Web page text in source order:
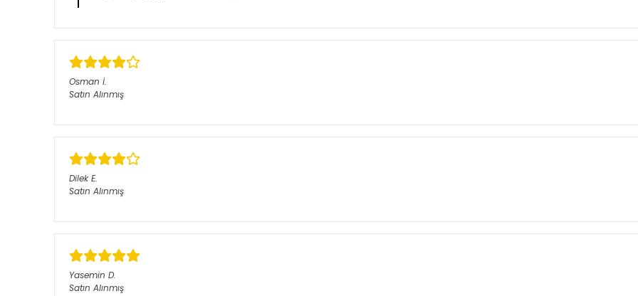
Osman İ.
Satın Alınmış
Dilek E.
Satın Alınmış
Yasemin D.
Satın Alınmış